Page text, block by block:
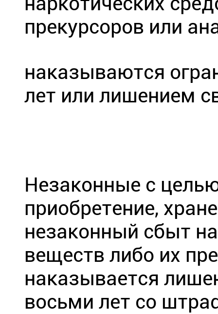
прекурсоров или
наказываются
лет или лишением
Незаконные с
приобретение,
незаконный сбыт
веществ либо их
наказывается
восьми лет со